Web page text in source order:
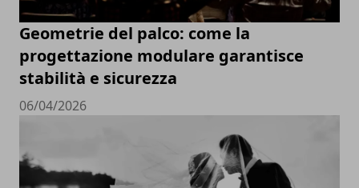
Geometrie del palco: come la
progettazione modulare garantisce
stabilità e sicurezza
06/04/2026